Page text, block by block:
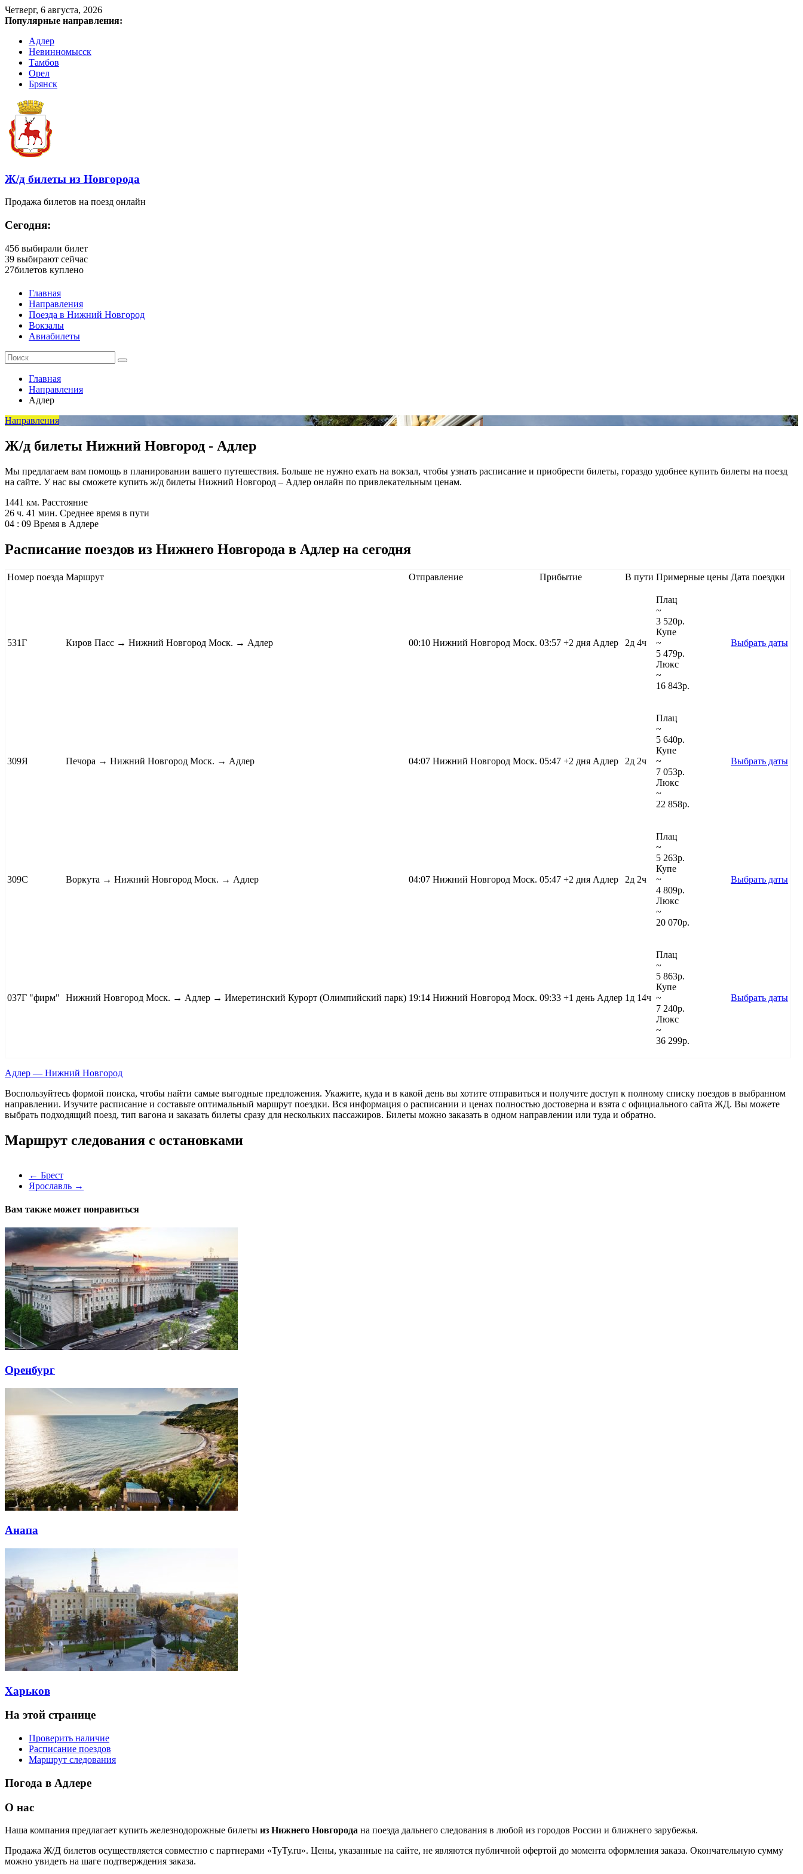
Четверг, 6 августа, 2026
Популярные направления:
Адлер
Невинномысск
Тамбов
Орел
Брянск
Ж/д билеты из Новгорода
Продажа билетов на поезд онлайн
Сегодня:
456 выбирали билет
39 выбирают сейчас
27билетов куплено
Главная
Направления
Поезда в Нижний Новгород
Вокзалы
Авиабилеты
Главная
Направления
Адлер
Направления
Ж/д билеты Нижний Новгород - Адлер
Мы предлагаем вам помощь в планировании вашего путешествия. Больше не нужно ехать на вокзал, чтобы узнать расписание и приобрести билеты, гораздо удобнее купить билеты на поезд
на сайте. У нас вы сможете купить ж/д билеты Нижний Новгород – Адлер онлайн по привлекательным ценам.
1441 км. Расстояние
26 ч. 41 мин. Среднее время в пути
04 : 09 Время в Адлере
Расписание поездов из Нижнего Новгорода в Адлер на сегодня
Номер поезда Маршрут Отправление Прибытие В пути Примерные цены Дата поездки
531Г Киров Пасс → Нижний Новгород Моск. → Адлер 00:10 Нижний Новгород Моск. 03:57 +2 дня Адлер 2д 4ч
Плац
~
3 520р.
Купе
~
5 479р.
Люкс
~
16 843р.
Выбрать даты
309Я Печора → Нижний Новгород Моск. → Адлер 04:07 Нижний Новгород Моск. 05:47 +2 дня Адлер 2д 2ч
Плац
~
5 640р.
Купе
~
7 053р.
Люкс
~
22 858р.
Выбрать даты
309С Воркута → Нижний Новгород Моск. → Адлер 04:07 Нижний Новгород Моск. 05:47 +2 дня Адлер 2д 2ч
Плац
~
5 263р.
Купе
~
4 809р.
Люкс
~
20 070р.
Выбрать даты
037Г "фирм" Нижний Новгород Моск. → Адлер → Имеретинский Курорт (Олимпийский парк) 19:14 Нижний Новгород Моск. 09:33 +1 день Адлер 1д 14ч
Плац
~
5 863р.
Купе
~
7 240р.
Люкс
~
36 299р.
Выбрать даты
Адлер — Нижний Новгород
Воспользуйтесь формой поиска, чтобы найти самые выгодные предложения. Укажите, куда и в какой день вы хотите отправиться и получите доступ к полному списку поездов в выбранном
направлении. Изучите расписание и составьте оптимальный маршрут поездки. Вся информация о расписании и ценах полностью достоверна и взята с официального сайта ЖД. Вы можете
выбрать подходящий поезд, тип вагона и заказать билеты сразу для нескольких пассажиров. Билеты можно заказать в одном направлении или туда и обратно.
Маршрут следования с остановками
← Брест
Ярославль →
Вам также может понравиться
Оренбург
Анапа
Харьков
На этой странице
Проверить наличие
Расписание поездов
Маршрут следования
Погода в Адлере
О нас
Наша компания предлагает купить железнодорожные билеты из Нижнего Новгорода на поезда дальнего следования в любой из городов России и ближнего зарубежья.
Продажа Ж/Д билетов осуществляется совместно с партнерами «ТуТу.ru». Цены, указанные на сайте, не являются публичной офертой до момента оформления заказа. Окончательную сумму
можно увидеть на шаге подтверждения заказа.